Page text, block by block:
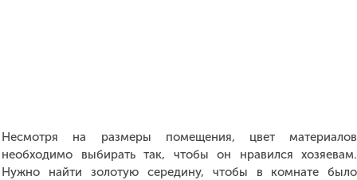
Несмотря на размеры помещения, цвет материалов
необходимо выбирать так, чтобы он нравился хозяевам.
Нужно найти золотую середину, чтобы в комнате было